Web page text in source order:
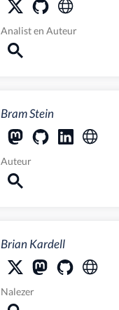
Analisten Auteur
Bram Stein
Auteur
Brian Kardell
Nalezer